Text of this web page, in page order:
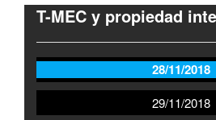
T-MEC y propiedad
28/11/2018
29/11/2018